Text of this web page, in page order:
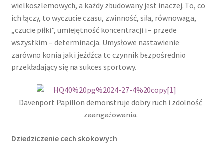
wielkoszlemowych, a każdy zbudowany jest inaczej. To, co
ich łączy, to wyczucie czasu, zwinność, siła, równowaga,
„czucie piłki”, umiejętność koncentracji i – przede
wszystkim – determinacja. Umysłowe nastawienie
zarówno konia jak i jeźdźca to czynnik bezpośrednio
przekładający się na sukces sportowy.
Davenport Papillon demonstruje dobry ruch i zdolność
zaangażowania.
Dziedziczenie cech skokowych